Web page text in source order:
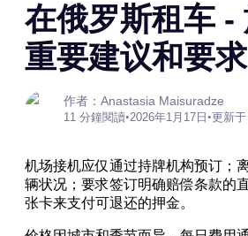
在俄罗斯租车 -
重要建议和要求
作者：Anastasia Maisuradze
11 分鐘閱讀•2026年1月17日 •更新于
机场接机应仅通过持牌机构预订；
辆状况；要求签订明确赔偿条款的
张卡来支付可退还的押金。